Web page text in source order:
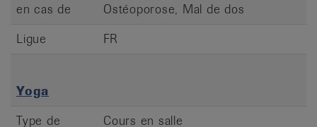
en cas de
Ostéoporose, Mal de dos
Ligue
FR
Yoga
Type de
Cours en salle